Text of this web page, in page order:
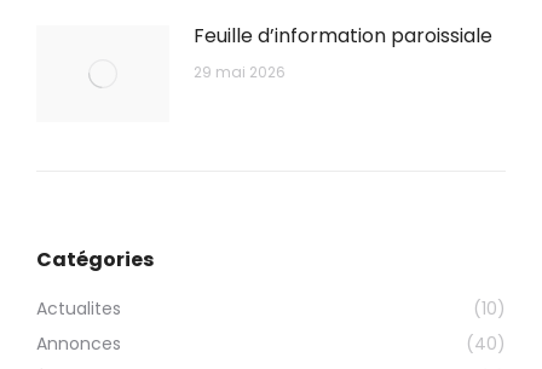
Feuille d’information paroissiale
29 mai 2026
Catégories
Actualites
(10)
Annonces
(40)